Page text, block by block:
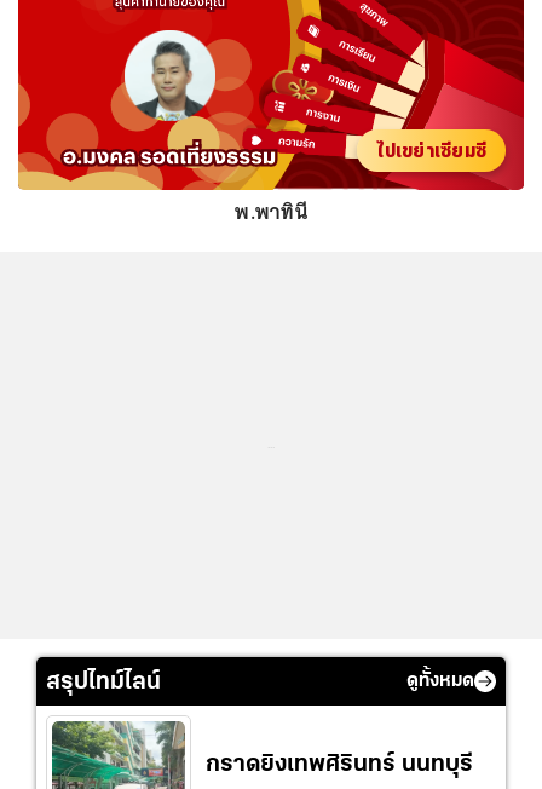
ไปเขย่าเซียมซี
พ.พาทินี
สรุปไทม์ไลน์ ดูทั้งหมด
กราดยิงเทพศิรินทร์ นนทบุรี